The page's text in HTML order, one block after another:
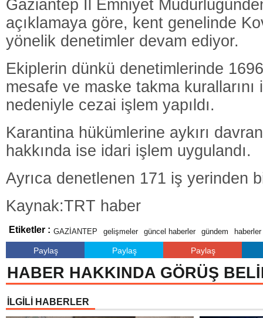
Gaziantep İl Emniyet
açıklamaya göre, kent genelinde
yönelik denetimler devam ediyor.
Ekiplerin dünkü denetimlerinde
mesafe ve maske takma kurallarını
nedeniyle cezai işlem yapıldı.
Karantina hükümlerine aykırı
hakkında ise idari işlem uygulandı.
Ayrıca denetlenen 171 iş yerinden
Kaynak:TRT haber
Etiketler : GAZİANTEP gelişmeler güncel haberler gündem haberler
Paylaş Paylaş Paylaş
HABER HAKKINDA GÖRÜŞ
İLGİLİ HABERLER